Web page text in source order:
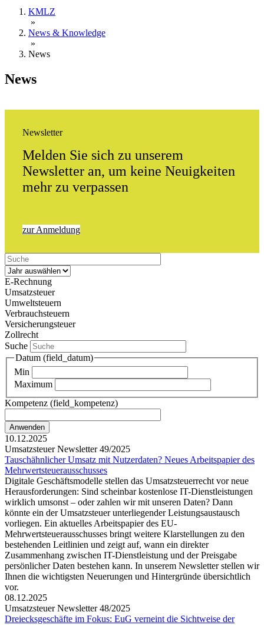
KMLZ
»
News & Knowledge
»
News
News
Newsletter
Melden Sie sich zu unserem
Newsletter an, um keine Neuigkeiten
mehr zu verpassen
zur Anmeldung
E-Rechnung
Umsatzsteuer
Umweltsteuern
Verbrauchsteuern
Versicherungsteuer
Zollrecht
Suche
Datum (field_datum)
Min
Maximum
Kompetenz (field_kompetenz)
10.12.2025
Umsatzsteuer Newsletter 49/2025
Tauschähnlicher Umsatz mit Nutzerdaten? Neues Arbeitspapier des
Mehrwertsteuerausschusses
Digitale Geschäftsmodelle stellen das Umsatzsteuerrecht vor neue
Herausforderungen: Sind scheinbar kostenlose IT-Dienstleistungen
wirklich umsonst – oder zahlen wir mit unseren Daten? Dann
könnte ein der Umsatzsteuer unterliegender Leistungsaustausch
vorliegen. Ein aktuelles Arbeitspapier des EU-
Mehrwertsteuerausschusses bringt weitere Klarstellungen zu den
bestehenden Leitlinien und zeigt auf, wann ein direkter
Zusammenhang zwischen IT-Dienstleistung und der Preisgabe
persönlicher Daten bestehen kann. In unserem Newsletter stellen wir
Ihnen die wichtigsten Neuerungen und Hintergründe übersichtlich
vor.
08.12.2025
Umsatzsteuer Newsletter 48/2025
Dreiecksgeschäfte im Fokus: EuG verneint die Sichtweise der